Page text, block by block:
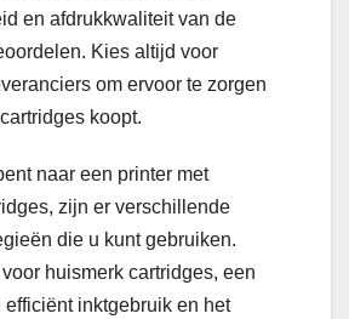
en afdrukkwaliteit van de
Kies altijd voor
om ervoor te zorgen
koopt.
naar een printer met
zijn er verschillende
die u kunt gebruiken.
huismerk cartridges, een
efficiënt inktgebruik en het